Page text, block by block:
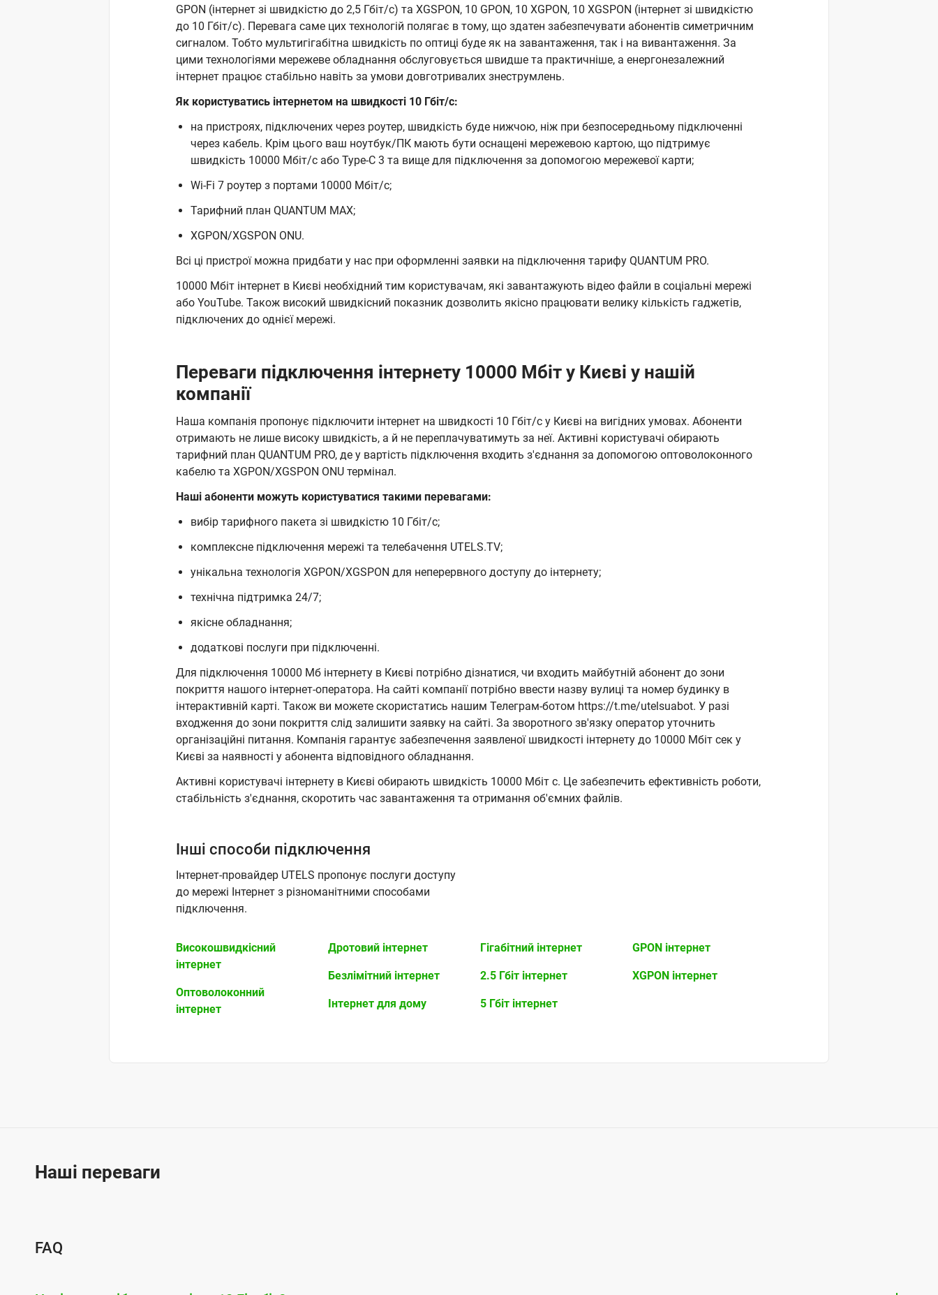
GPON (інтернет зі швидкістю до 2,5 Гбіт/с) та XGSPON, 10 GPON, 10 XGPON, 10 XGSPON (інтернет зі швидкістю
до 10 Гбіт/с). Перевага саме цих технологій полягає в тому, що здатен забезпечувати абонентів симетричним
сигналом. Тобто мультигігабітна швидкість по оптиці буде як на завантаження, так і на вивантаження. За
цими технологіями мережеве обладнання обслуговується швидше та практичніше, а енергонезалежний
інтернет працює стабільно навіть за умови довготривалих знеструмлень.
Як користуватись інтернетом на швидкості 10 Гбіт/c:
на пристроях, підключених через роутер, швидкість буде нижчою, ніж при безпосередньому підключенні
через кабель. Крім цього ваш ноутбук/ПК мають бути оснащені мережевою картою, що підтримує
швидкість 10000 Мбіт/c або Type-C 3 та вище для підключення за допомогою мережевої карти;
Wi-Fi 7 роутер з портами 10000 Мбіт/c;
Тарифний план QUANTUM MAX;
XGPON/XGSPON ONU.
Всі ці пристрої можна придбати у нас при оформленні заявки на підключення тарифу QUANTUM PRO.
10000 Мбіт інтернет в Києві необхідний тим користувачам, які завантажують відео файли в соціальні мережі
або YouTube. Також високий швидкісний показник дозволить якісно працювати велику кількість гаджетів,
підключених до однієї мережі.
Переваги підключення інтернету 10000 Мбіт у Києві у нашій
компанії
Наша компанія пропонує підключити інтернет на швидкості 10 Гбіт/c у Києві на вигідних умовах. Абоненти
отримають не лише високу швидкість, а й не переплачуватимуть за неї. Активні користувачі обирають
тарифний план QUANTUM PRO, де у вартість підключення входить з'єднання за допомогою оптоволоконного
кабелю та XGPON/XGSPON ONU термінал.
Наші абоненти можуть користуватися такими перевагами:
вибір тарифного пакета зі швидкістю 10 Гбіт/c;
комплексне підключення мережі та телебачення UTELS.TV;
унікальна технологія XGPON/XGSPON для неперервного доступу до інтернету;
технічна підтримка 24/7;
якісне обладнання;
додаткові послуги при підключенні.
Для підключення 10000 Мб інтернету в Києві потрібно дізнатися, чи входить майбутній абонент до зони
покриття нашого інтернет-оператора. На сайті компанії потрібно ввести назву вулиці та номер будинку в
інтерактивній карті. Також ви можете скористатись нашим Телеграм-ботом https://t.me/utelsuabot. У разі
входження до зони покриття слід залишити заявку на сайті. За зворотного зв'язку оператор уточнить
організаційні питання. Компанія гарантує забезпечення заявленої швидкості інтернету до 10000 Мбіт сек у
Києві за наявності у абонента відповідного обладнання.
Активні користувачі інтернету в Києві обирають швидкість 10000 Мбіт с. Це забезпечить ефективність роботи,
стабільність з'єднання, скоротить час завантаження та отримання об'ємних файлів.
Інші способи підключення
Інтернет-провайдер UTELS пропонує послуги доступу
до мережі Інтернет з різноманітними способами
підключення.
Високошвидкісний
інтернет
Оптоволоконний
інтернет
Дротовий інтернет
Безлімітний інтернет
Інтернет для дому
Гігабітний інтернет
2.5 Гбіт інтернет
5 Гбіт інтернет
GPON інтернет
XGPON інтернет
Наші переваги
FAQ